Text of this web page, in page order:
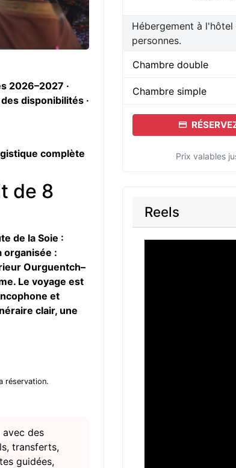
2026–2027 ·
disponibilités ·
complète
de 8
de la Soie :
organisée :
Ourguentch–
Le voyage est
et
clair, une
réservation.
avec des
transferts,
guidées,
Hébergement à
personnes.
Chambre double
Сhambre simple
Prix valables
Reels